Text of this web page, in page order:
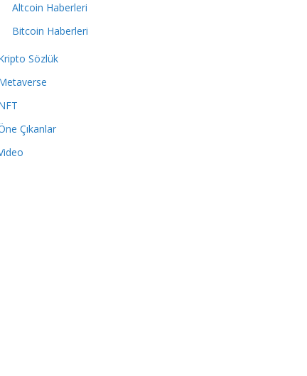
Altcoin Haberleri
Bitcoin Haberleri
Sözlük
Çıkanlar